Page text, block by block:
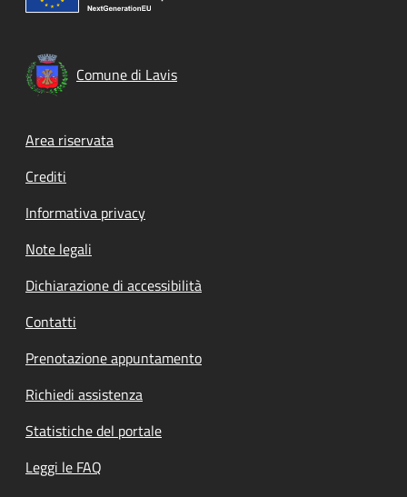
Comune di Lavis
Footer menu
Area riservata
Crediti
Informativa privacy
Note legali
Dichiarazione di accessibilità
Contatti
Prenotazione appuntamento
Richiedi assistenza
Statistiche del portale
Leggi le FAQ